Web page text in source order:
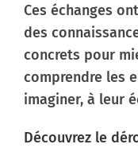
Ces échanges
des
concrets pour
comprendre les
imaginer, à leur
Découvrez le